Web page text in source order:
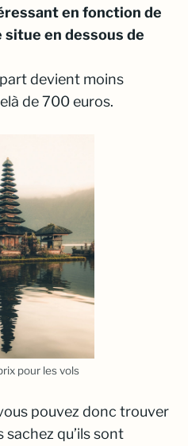
en fonction de
situe en dessous de
devient moins
de 700 euros.
pour les vols
pouvez donc trouver
sachez qu’ils sont